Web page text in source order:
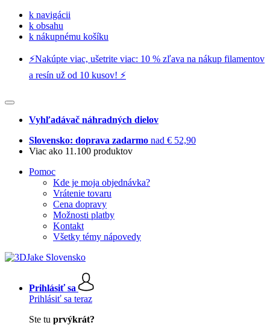
k navigácii
k obsahu
k nákupnému košíku
⚡️Nakúpte viac, ušetrite viac: 10 % zľava na nákup filamentov
a resín už od 10 kusov! ⚡️
Vyhľadávač náhradných dielov
Slovensko: doprava zadarmo nad € 52,90
Viac ako 11.100 produktov
Pomoc
Kde je moja objednávka?
Vrátenie tovaru
Cena dopravy
Možnosti platby
Kontakt
Všetky témy nápovedy
Prihlásiť sa
Prihlásiť sa teraz
Ste tu prvýkrát?